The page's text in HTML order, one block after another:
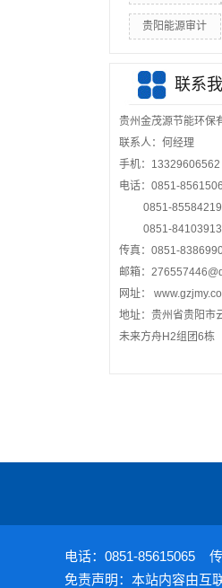
贵阳能源审计
联系我
贵州金茂源节能环保
联系人：何经理
手机：13329606562
电话：0851-
0851-85584219
0851-84103913
传真：0851-
邮箱：
网址：
地址：贵州省贵阳市
未来方舟H2组团6栋
电话：0851-85615065
免责声明：本站内容由互